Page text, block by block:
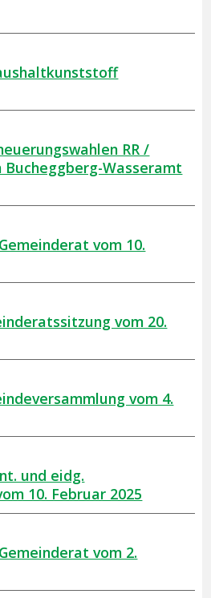
RR /
Wasseramt
vom 10.
vom 20.
vom 4.
und eidg.
10. Februar 2025
vom 2.